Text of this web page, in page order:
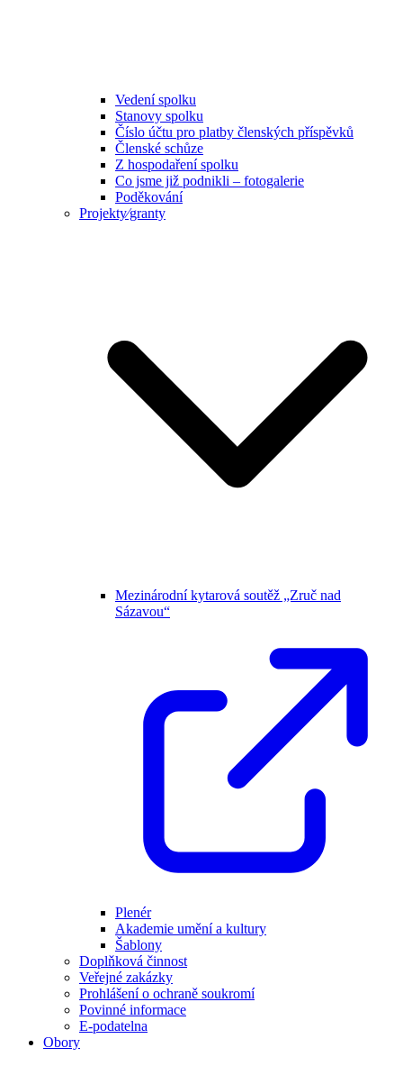
Vedení spolku
Stanovy spolku
Číslo účtu pro platby členských příspěvků
Členské schůze
Z hospodaření spolku
Co jsme již podnikli – fotogalerie
Poděkování
Projekty⁄granty
Mezinárodní kytarová soutěž „Zruč nad
Sázavou“
Plenér
Akademie umění a kultury
Šablony
Doplňková činnost
Veřejné zakázky
Prohlášení o ochraně soukromí
Povinné informace
E-podatelna
Obory